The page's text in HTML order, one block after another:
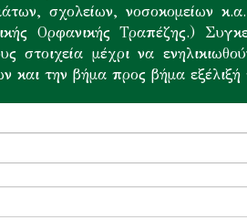
σχολείων, νοσοκομείων
Ορφανικής Τραπέζης.)
στοιχεία μέχρι να
και την βήμα προς βήμα